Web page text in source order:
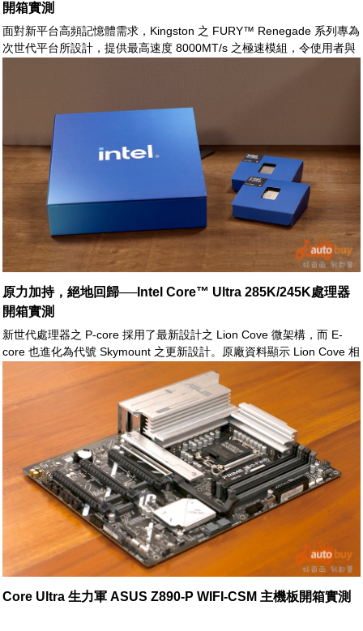
開箱實測
面對新平台高頻記憶體需求，Kingston 之 FURY™ Renegade 系列專為
次世代平台所設計，提供最高速度 8000MT/s 之極速模組，令使用者與
原力加持，絕地回歸──Intel Core™ Ultra 285K/245K處理器
開箱實測
新世代處理器之 P-core 採用了最新設計之 Lion Cove 微架構，而 E-
core 也進化為代號 Skymount 之更新設計。原廠資料顯示 Lion Cove 相
較於上代有著 9% 之顯著 IPC 效能提升，而新的 Skymount 效率核心則
是大幅超越前一世代之 Gracemont 之運算能力，一舉提升了 32% 之效
能。由此，Core Ultra 200S 全新的 P-core 與 E-core 組合，的確體現
了 Intel 新架構對於消費型 CPU 之企圖與展望
Core Ultra 生力軍 ASUS Z890-P WIFI-CSM 主機板開箱實測